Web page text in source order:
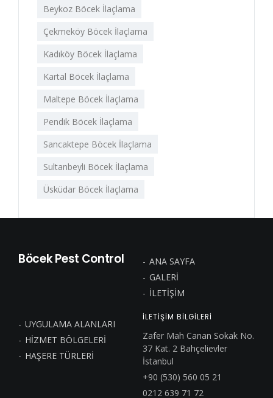
Beykoz Böcek İlaçlama
Çekmeköy Böcek İlaçlama
Kadıköy Böcek İlaçlama
Kartal Böcek İlaçlama
Maltepe Böcek İlaçlama
Pendik Böcek İlaçlama
Sancaktepe Böcek İlaçlama
Sultanbeyli Böcek İlaçlama
Üsküdar Böcek İlaçlama
Böcek Pest Control
ANA SAYFA
GALERİ
İLETİŞİM
UYGULAMA ALANLARI
HİZMET BÖLGELERİ
HAŞERE TÜRLERİ
ILETİŞİM BİLGİLERİ
Zafer Mah Canan Sokak No.
37 Kat. 2 Bahçelievler
İstanbul
+90 (530) 560 05 21
0212 639 71 72